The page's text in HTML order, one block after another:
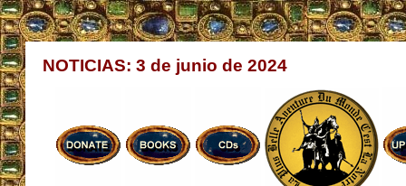
NOTICIAS: 3 de junio de 2024